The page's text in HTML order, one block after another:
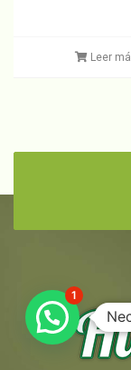
Leer
1